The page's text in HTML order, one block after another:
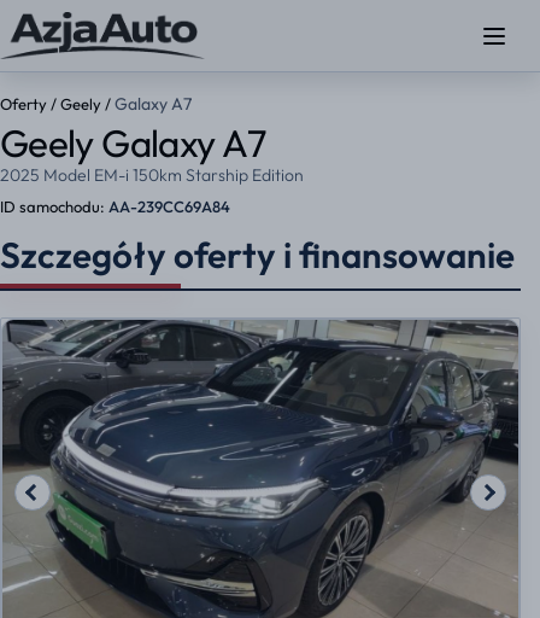
Oferty /Geely /Galaxy A7
Geely Galaxy A7
2025 Model EM-i 150km Starship Edition
ID samochodu: AA-239CC69A84
Szczegóły oferty i finansowanie